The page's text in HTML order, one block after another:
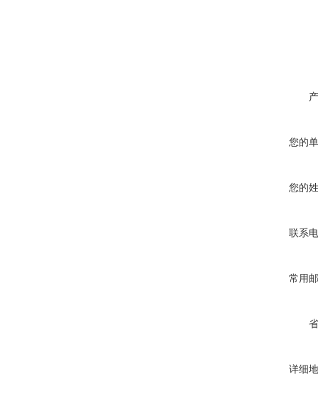
您的
您的
联系
常用
详细